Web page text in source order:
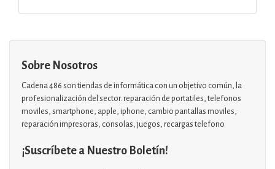
Sobre Nosotros
Cadena 486 son tiendas de informática con un objetivo común, la
profesionalización del sector. reparación de portatiles, telefonos
moviles, smartphone, apple, iphone, cambio pantallas moviles,
reparación impresoras, consolas, juegos, recargas telefono
¡Suscríbete a Nuestro Boletín!